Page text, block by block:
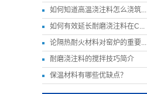
如何知道高温浇注料怎么浇筑...
如何有效延长耐磨浇注料在C...
论隔热耐火材料对窑炉的重要...
耐磨浇注料的搅拌技巧简介
保温材料有哪些优缺点？